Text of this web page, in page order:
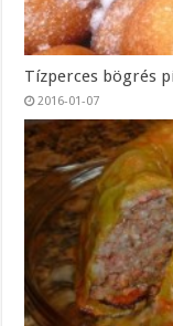
Tízperces bögrés
2016-01-07